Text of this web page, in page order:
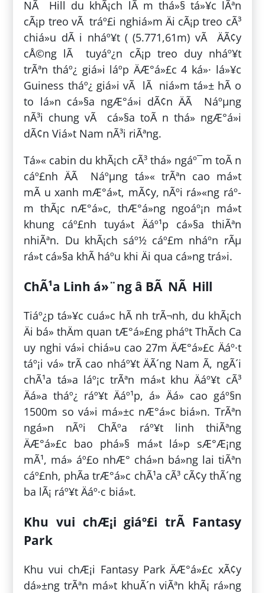
NÃ Hill du khÃ¡ch lÃ m thá»§ tá»¥c lÃªn
cÃ¡p treo vÃ tráº£i nghiá»m Äi cÃ¡p treo cÃ³
chiá»u dÃ i nháº¥t ( (5.771,61m) vÃ ÄÃ¢y
cÅ©ng lÃ tuyáº¿n cÃ¡p treo duy nháº¥t
trÃªn tháº¿ giá»i láº­p ÄÆ°á»£c 4 ká»· lá»¥c
Guiness tháº¿ giá»i vÃ lÃ niá»m tá»± hÃ o
to lá»n cá»§a ngÆ°á»i dÃ¢n ÄÃ Náºµng
nÃ³i chung vÃ cá»§a toÃ n thá» ngÆ°á»i
dÃ¢n Viá»t Nam nÃ³i riÃªng.
Tá»« cabin du khÃ¡ch cÃ³ thá» ngáº¯m toÃ n
cáº£nh ÄÃ Náºµng tá»« trÃªn cao má»t
mÃ u xanh mÆ°á»t, mÃ¢y, nÃºi rá»«ng ráº­
m thÃ¡c nÆ°á»c, thÆ°á»ng ngoáº¡n má»t
khung cáº£nh tuyá»t Äáº¹p cá»§a thiÃªn
nhiÃªn. Du khÃ¡ch sáº½ cáº£m nháº­n rÃµ
rá»t cá»§a khÃ­ háº­u khi Äi qua cá»ng trá»i.
ChÃ¹a Linh á»¨ng â BÃ NÃ Hill
Tiáº¿p tá»¥c cuá»c hÃ nh trÃ¬nh, du khÃ¡ch
Äi bá» thÄm quan tÆ°á»£ng pháº­t ThÃ­ch Ca
uy nghi vá»i chiá»u cao 27m ÄÆ°á»£c Äáº·t
táº¡i vá» trÃ­ cao nháº¥t ÄÃ´ng Nam Ã, ngÃ´i
chÃ¹a tá»a láº¡c trÃªn má»t khu Äáº¥t cÃ³
Äá»a tháº¿ ráº¥t Äáº¹p, á» Äá» cao gáº§n
1500m so vá»i má»±c nÆ°á»c biá»n. TrÃªn
ngá»n nÃºi ChÃºa ráº¥t linh thiÃªng
ÄÆ°á»£c bao phá»§ má»t lá»p sÆ°Æ¡ng
mÃ¹, má» áº£o nhÆ° chá»n bá»ng lai tiÃªn
cáº£nh, phÃ­a trÆ°á»c chÃ¹a cÃ³ cÃ¢y thÃ´ng
ba lÃ¡ ráº¥t Äáº·c biá»t.
Khu vui chÆ¡i giáº£i trÃ­ Fantasy
Park
Khu vui chÆ¡i Fantasy Park ÄÆ°á»£c xÃ¢y
dá»±ng trÃªn má»t khuÃ´n viÃªn khÃ¡ rá»ng